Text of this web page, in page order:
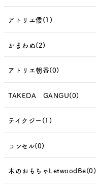
アトリエ倭(1)
かまわぬ(2)
アトリエ朝香(0)
TAKEDA GANGU(0)
テイクジー(1)
コンセル(0)
木のおもちゃLetwoodBe(0)